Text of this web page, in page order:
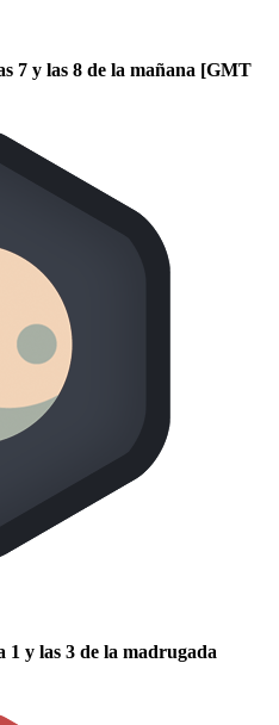
7 y las 8 de la mañana [GMT
y las 3 de la madrugada